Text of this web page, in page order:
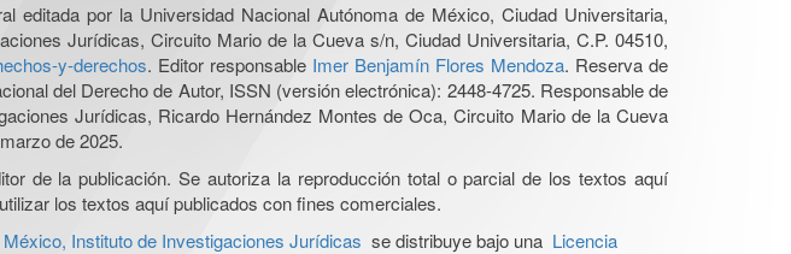
editada por la Universidad Nacional Autónoma de México, Ciudad Universitaria,
Jurídicas, Circuito Mario de la Cueva s/n, Ciudad Universitaria, C.P. 04510,
y-derechos. Editor responsable Imer Benjamín Flores Mendoza. Reserva de
del Derecho de Autor, ISSN (versión electrónica): 2448-4725. Responsable de
Jurídicas, Ricardo Hernández Montes de Oca, Circuito Mario de la Cueva
de 2025.
de la publicación. Se autoriza la reproducción total o parcial de los textos aquí
los textos aquí publicados con fines comerciales.
Instituto de Investigaciones Jurídicas se distribuye bajo una Licencia